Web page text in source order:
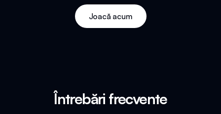
Joacă acum
Întrebări frecvente